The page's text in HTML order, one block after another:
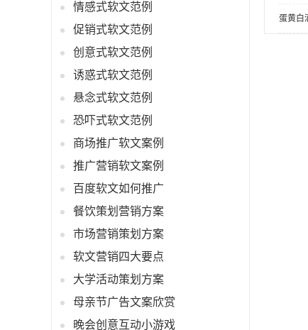
情感式软文范例
促销式软文范例
创意式软文范例
诱惑式软文范例
悬念式软文范例
恐吓式软文范例
商场推广软文案例
推广营销软文案例
百度软文如何推广
餐饮策划营销方案
市场营销策划方案
软文营销四大要点
大学活动策划方案
母亲节广告文案欣赏
晚会创意互动小游戏
蛋黄白